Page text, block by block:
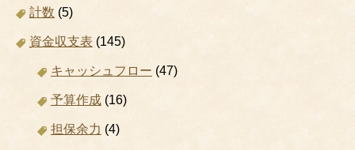
計数 (5)
資金収支表 (145)
キャッシュフロー (47)
予算作成 (16)
担保余力 (4)